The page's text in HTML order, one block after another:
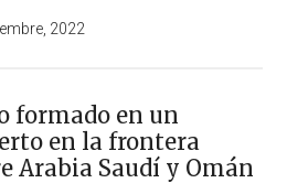
2022
formado en un
en la frontera
Arabia Saudí y Omán